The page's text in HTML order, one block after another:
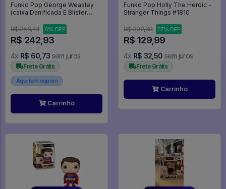
Funko Pop George Weasley
(caixa Danificada E Blister
R$ 258,44
6% OFF
R$ 242,93
4x R$ 60,73 sem juros
Frete Grátis
Aqui tem cupom
Carrinho
Funko Pop Holly The Heroic -
Stranger Things #1810
R$ 302,30 57% OFF
R$ 129,99
4x R$ 32,50 sem juros
Frete Grátis
Carrinho